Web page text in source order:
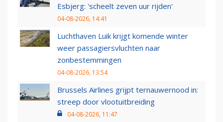
Esbjerg: 'scheelt zeven uur rijden'
04-08-2026, 14:41
Luchthaven Luik krijgt komende winter
weer passagiersvluchten naar
zonbestemmingen
04-08-2026, 13:54
Brussels Airlines grijpt ternauwernood in:
streep door vlootuitbreiding
04-08-2026, 11:47